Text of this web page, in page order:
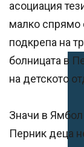
асоциация
малко спрямо
подкрепа на
болницата в
на детското
Значи в
Перник деца